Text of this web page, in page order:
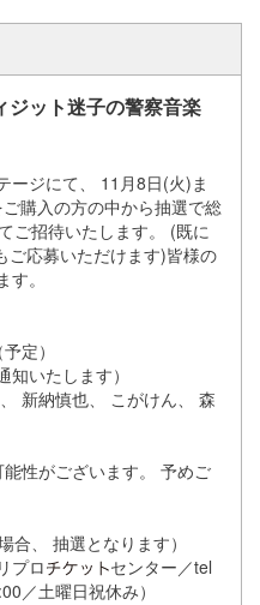
ジット迷子の警察音楽
ージにて、 11月8日(火)ま
ご購入の方の中から抽選で総
ご招待いたします。 (既に
ご応募いただけます)皆様の
。
定）
いたします）
新納慎也、 こがけん、 森
性がございます。 予めご
合、 抽選となります）
プロ
センター／tel
／土曜日祝休み）